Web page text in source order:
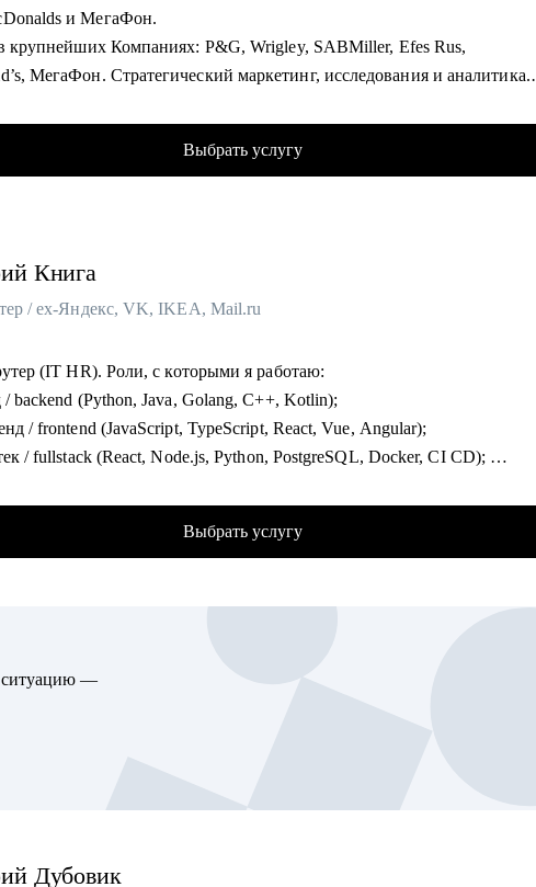
и МегаФон.
крупнейших Компаниях: P&G, Wrigley, SABMiller, Efes Rus,
МегаФон. Стратегический маркетинг, исследования и аналитика.
нанимала и оптимизировала, запускала проекты и строила
формулировала стратегии и договаривалась с руководством.
независимым консультантом: разработка миссии и
оценка бизнес-моделей, построение процессов
с разноплановыми карьерными запросами:
карьерные цели и пути их реализации
рабочий опыт и требования позиции
к руководящей роли
всех уровней в маркетинге, исследованиях и стратегии
Выбрать услугу
Книга
/ ex-Яндекс, VK, IKEA, Mail.ru
(IT HR). Роли, с которыми я работаю:
/ backend (Python, Java, Golang, C++, Kotlin);
/ frontend (JavaScript, TypeScript, React, Vue, Angular);
/ fullstack (React, Node.js, Python, PostgreSQL, Docker, CI CD);
(Manual и Automation: Java, Python, Selenium, Cypress,
(Support, Sales, Project, Product, Team Lead, Head of Product, Key
Выбрать услугу
ситуацию —
Дубовик